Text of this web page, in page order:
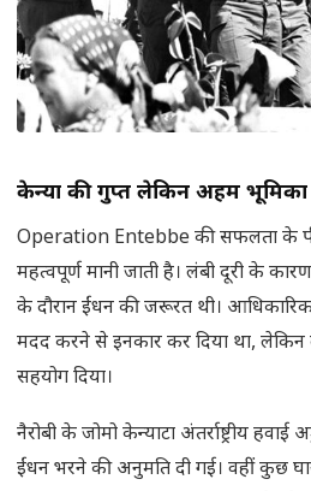
केन्या की गुप्त लेकिन अहम भूमिका
Operation Entebbe की सफलता के
महत्वपूर्ण मानी जाती है। लंबी दूरी के
के दौरान ईंधन की जरूरत थी।
मदद करने से इनकार कर दिया था, लेकिन
सहयोग दिया।
नैरोबी के जोमो केन्याटा अंतर्राष्ट्रीय हवाई
ईंधन भरने की अनुमति दी गई। वहीं कुछ